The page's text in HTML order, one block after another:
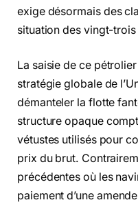
exige désormais des
situation des vingt-trois
La saisie de ce
stratégie globale de
démanteler la flotte
structure opaque
vétustes utilisés pour
prix du brut.
précédentes où les
paiement d’une